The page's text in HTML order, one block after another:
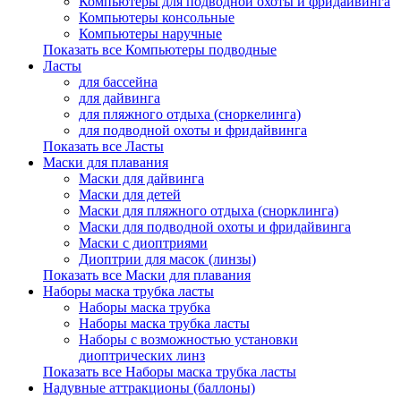
Компьютеры консольные
Компьютеры наручные
Показать все Компьютеры подводные
Ласты
для бассейна
для дайвинга
для пляжного отдыха (сноркелинга)
для подводной охоты и фридайвинга
Показать все Ласты
Маски для плавания
Маски для дайвинга
Маски для детей
Маски для пляжного отдыха (снорклинга)
Маски для подводной охоты и фридайвинга
Маски с диоптриями
Диоптрии для масок (линзы)
Показать все Маски для плавания
Наборы маска трубка ласты
Наборы маска трубка
Наборы маска трубка ласты
Наборы с возможностью установки
диоптрических линз
Показать все Наборы маска трубка ласты
Надувные аттракционы (баллоны)